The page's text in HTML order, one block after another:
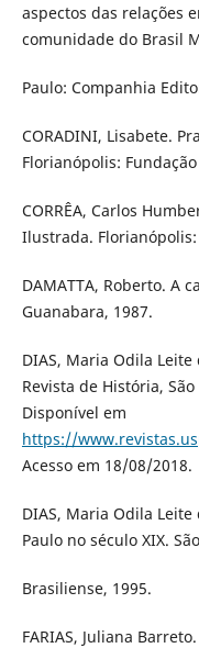
aspectos das relações
comunidade do Brasil
Paulo: Companhia
CORADINI, Lisabete.
Florianópolis:
CORRÊA, Carlos
Ilustrada.
DAMATTA, Roberto. A
Guanabara, 1987.
DIAS, Maria Odila
Revista de História,
Disponível em
https://
Acesso em 18/08/2018.
DIAS, Maria Odila
Paulo no século XIX.
Brasiliense, 1995.
FARIAS, Juliana